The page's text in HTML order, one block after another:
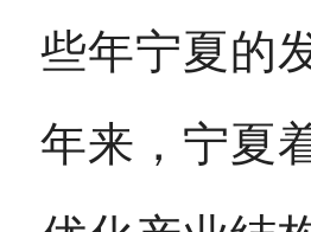
些年宁夏的
年来，宁夏